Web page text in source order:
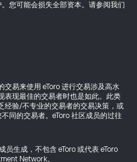
您可能会损失全部资本。请参阅我们
易来使用 eToro 进行交易涉及高水
表现最佳的交易者时也是如此。此类
经验/不专业的交易者的交易决策，或
同的交易者。eToro 社区成员的过往
员生成，不包含 eToro 或代表 eToro
Network。